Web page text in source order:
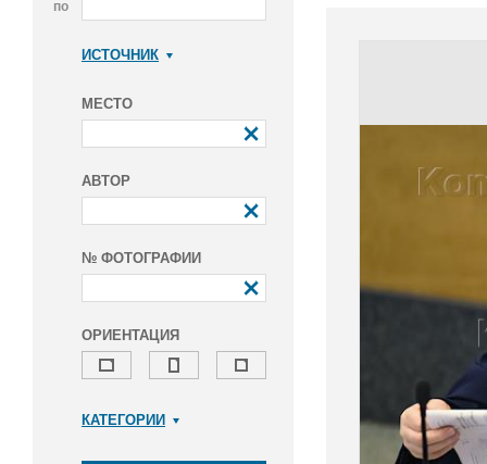
по
ИСТОЧНИК
МЕСТО
АВТОР
№ ФОТОГРАФИИ
ОРИЕНТАЦИЯ
КАТЕГОРИИ